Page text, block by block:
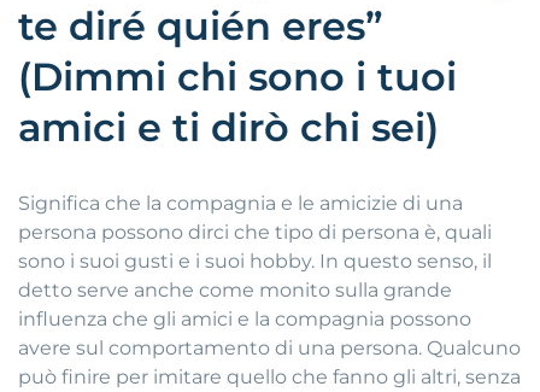
te diré quién eres”
(Dimmi chi sono i tuoi
amici e ti dirò chi sei)
Significa che la compagnia e le amicizie di una
persona possono dirci che tipo di persona è, quali
sono i suoi gusti e i suoi hobby. In questo senso, il
detto serve anche come monito sulla grande
influenza che gli amici e la compagnia possono
avere sul comportamento di una persona. Qualcuno
può finire per imitare quello che fanno gli altri, senza